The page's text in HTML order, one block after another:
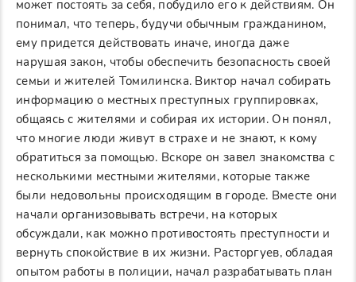
может постоять за себя, побудило его к действиям. Он
понимал, что теперь, будучи обычным гражданином,
ему придется действовать иначе, иногда даже
нарушая закон, чтобы обеспечить безопасность своей
семьи и жителей Томилинска. Виктор начал собирать
информацию о местных преступных группировках,
общаясь с жителями и собирая их истории. Он понял,
что многие люди живут в страхе и не знают, к кому
обратиться за помощью. Вскоре он завел знакомства с
несколькими местными жителями, которые также
были недовольны происходящим в городе. Вместе они
начали организовывать встречи, на которых
обсуждали, как можно противостоять преступности и
вернуть спокойствие в их жизни. Расторгуев, обладая
опытом работы в полиции, начал разрабатывать план